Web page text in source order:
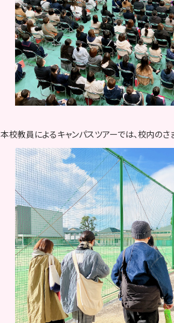
本校教員によるキャンパスツアーでは、校内の